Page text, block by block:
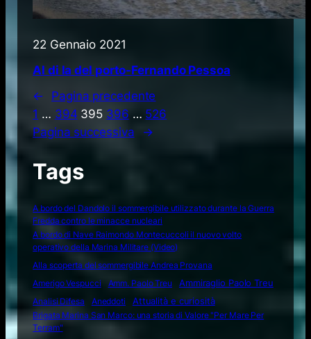
22 Gennaio 2021
Al di la del porto-Fernando Pessoa
←
Pagina precedente
1 … 394 395 396 … 526
Pagina successiva
→
Tags
A bordo del Dandolo il sommergibile utilizzato durante la Guerra
Fredda contro le minacce nucleari
A bordo di Nave Raimondo Montecuccoli il nuovo volto
operativo della Marina Militare (Video)
Alla scoperta del sommergibile Andrea Provana
Amerigo Vespucci
Amm. Paolo Treu
Ammiraglio Paolo Treu
Analisi Difesa
Aneddoti Attualità e curiosità
Brigata Marina San Marco: una storia di Valore "Per Mare Per
Terram"